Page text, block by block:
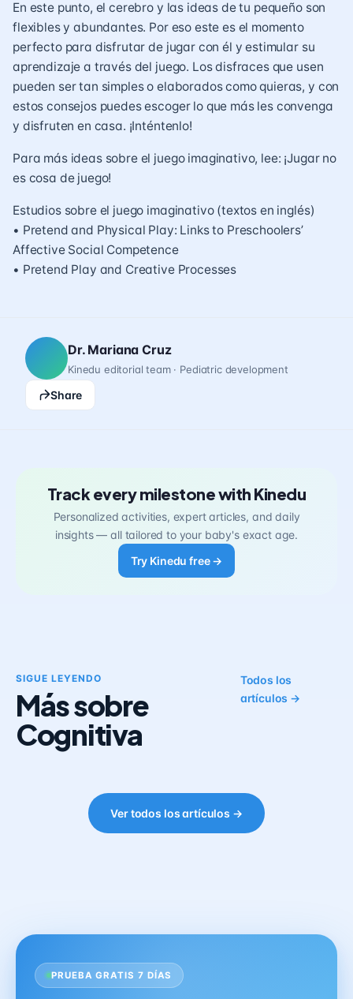
En este punto, el cerebro y las ideas de tu pequeño son
flexibles y abundantes. Por eso este es el momento
perfecto para disfrutar de jugar con él y estimular su
aprendizaje a través del juego. Los disfraces que usen
pueden ser tan simples o elaborados como quieras, y con
estos consejos puedes escoger lo que más les convenga
y disfruten en casa. ¡Inténtenlo!
Para más ideas sobre el juego imaginativo, lee: ¡Jugar no
es cosa de juego!
Estudios sobre el juego imaginativo (textos en inglés)
• Pretend and Physical Play: Links to Preschoolers’
Affective Social Competence
• Pretend Play and Creative Processes
Dr. Mariana Cruz
Kinedu editorial team · Pediatric development
Share
Track every milestone with Kinedu
Personalized activities, expert articles, and daily
insights — all tailored to your baby's exact age.
Try Kinedu free →
SIGUE LEYENDO
Más sobre
Cognitiva
Todos los
artículos →
Ver todos los artículos →
PRUEBA GRATIS 7 DÍAS